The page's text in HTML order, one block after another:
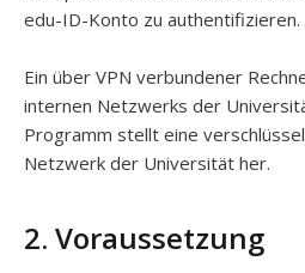
edu-ID-Konto zu authentifizieren.
Ein über VPN verbundener
internen Netzwerks der
Programm stellt eine
Netzwerk der Universität her.
2. Voraussetzung